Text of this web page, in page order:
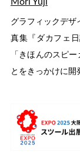
グラフィックデ
真集『ダカフェ
「きほんのスピ
とをきっかけに開